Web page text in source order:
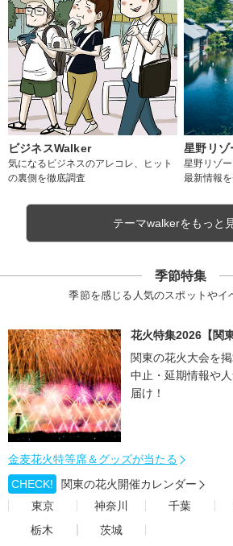
ビジネスWalker
気になるビジネスのアレコレ、ヒット
の裏側を徹底調査
星野リ
星野リゾ
最新情報を
テーマwalkerをもっと
季節特集
季節を感じる人気のスポットやイ
花火特集2026【関東
関東の花火大会を
中止・延期情報や
届け！
金麦花火特等席＆グッズが当たる
CHECK!
関東の花火開催カレンダー
東京
神奈川 千葉
栃木
茨城